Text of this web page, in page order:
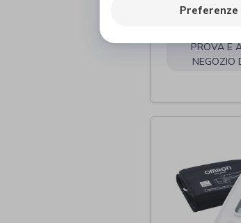
OMRON
PROVA E
NEGOZIO
Preferenze